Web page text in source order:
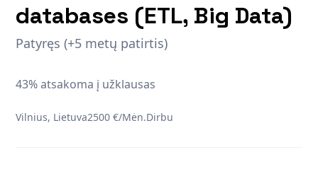
databases (ETL, Big Data)
Patyręs (+5 metų patirtis)
43% atsakoma į užklausas
Vilnius, Lietuva2500 €/Mėn.Dirbu